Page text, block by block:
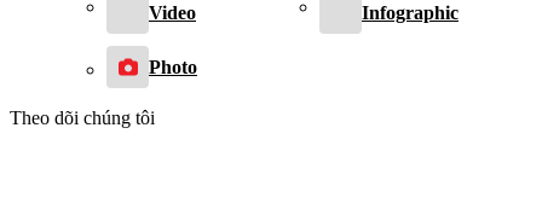
Video Infographic
Photo
Theo dõi chúng tôi